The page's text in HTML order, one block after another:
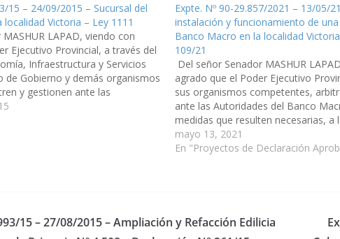
15 – 24/09/2015 – Sucursal del
Victoria – Ley 1111
LAPAD, viendo con
Ejecutivo Provincial, a través del
Infraestructura y Servicios
de Gobierno y demás organismos
y gestionen ante las
Macro SA, las medidas que
a los fines que se…
Expte. Nº 90-29.857/2021 – 13/05/
instalación y funcionamiento de una
Banco Macro en la localidad
109/21
Del señor Senador MASHUR
agrado que el Poder Ejecutivo
sus organismos competentes,
ante las Autoridades del Banco
medidas que resulten necesarias, a
disponga la creación, instalación y
una Sucursal del Banco Macro en…
mayo 13, 2021
En "Proyectos de Declaración
15 – 27/08/2015 – Ampliación y Refacción Edilicia